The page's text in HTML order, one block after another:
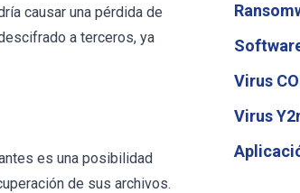
causar una pérdida de
a terceros, ya
es una posibilidad
de sus archivos.
Virus
Virus